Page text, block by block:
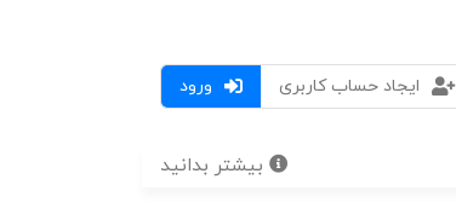
ورود
ایجاد حساب کاربری
بیشتر بدانید